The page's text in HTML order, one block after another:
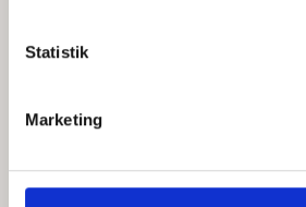
Statistik
Marketing
Hvem er CEPOS
Medarbejdere